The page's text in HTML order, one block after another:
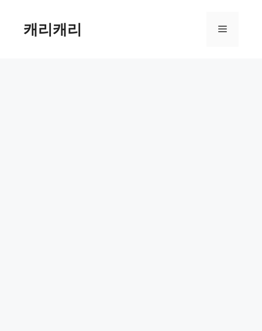
캐리캐리 메